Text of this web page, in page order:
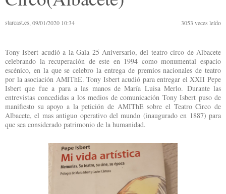
starcast.es , 09/01/2020 10:34 3053 veces leído
Tony Isbert acudió a la Gala 25 Aniversario, del teatro circo de Albacete
celebrando la recuperación de este en 1994 como monumental espacio
escénico, en la que se celebro la entrega de premios nacionales de teatro
por la asociación AMIThE. Tony Isbert acudió para entregar el XXII Pepe
Isbert que fue a para a las manos de María Luisa Merlo. Durante las
entrevistas concedidas a los medios de comunicación Tony Isbert puso de
manifiesto su apoyo a la petición de AMIThE sobre el Teatro Circo de
Albacete, el mas antiguo operativo del mundo (inaugurado en 1887) para
que sea considerado patrimonio de la humanidad.